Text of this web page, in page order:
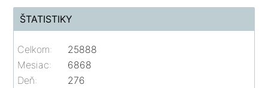
ŠTATISTIKY
Celkom:
25888
Mesiac:
6868
Deň:
276